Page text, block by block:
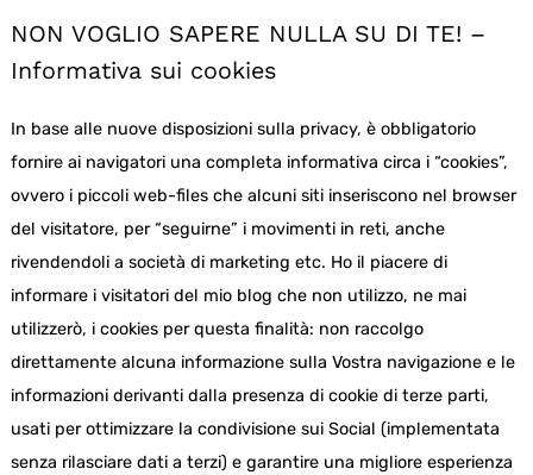
NON VOGLIO SAPERE NULLA SU DI TE! –
Informativa sui cookies
In base alle nuove disposizioni sulla privacy, è obbligatorio
fornire ai navigatori una completa informativa circa i “cookies”,
ovvero i piccoli web-files che alcuni siti inseriscono nel browser
del visitatore, per “seguirne” i movimenti in reti, anche
rivendendoli a società di marketing etc. Ho il piacere di
informare i visitatori del mio blog che non utilizzo, ne mai
utilizzerò, i cookies per questa finalità: non raccolgo
direttamente alcuna informazione sulla Vostra navigazione e le
informazioni derivanti dalla presenza di cookie di terze parti,
usati per ottimizzare la condivisione sui Social (implementata
senza rilasciare dati a terzi) e garantire una migliore esperienza